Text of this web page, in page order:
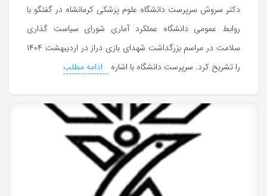
دکتر سروش سرپرست دانشگاه علوم پزشکی کرمانشاه در گفتگو با
روابط عمومی دانشگاه عملکرد آماری شورای سیاست گذاری
سلامت در مراسم بزرگداشت شهدای بازی دراز در اردیبهشت ۱۴۰۴
را تشریح کرد. سرپرست دانشگاه با اشاره
ادامه مطلب